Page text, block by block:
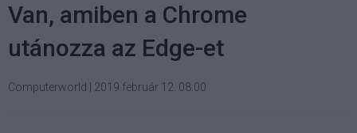
Van, amiben a Chrome
utánozza az Edge-et
Computerworld 2019 február 12. 08:00